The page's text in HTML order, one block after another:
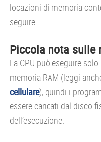
locazioni di memoria
seguire.
Piccola nota sulle
La CPU può eseguire
memoria RAM (leggi
cellulare), quindi i
essere caricati dal disco
dell’esecuzione.